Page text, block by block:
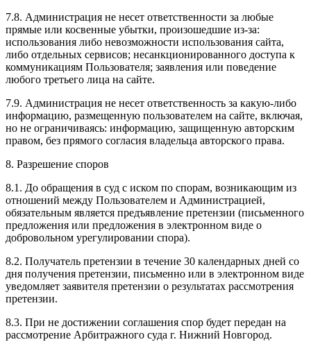
7.8. Администрация не несет ответственности за любые
прямые или косвенные убытки, произошедшие из-за:
использования либо невозможности использования сайта,
либо отдельных сервисов; несанкционированного доступа к
коммуникациям Пользователя; заявления или поведение
любого третьего лица на сайте.
7.9. Администрация не несет ответственность за какую-либо
информацию, размещенную пользователем на сайте, включая,
но не ограничиваясь: информацию, защищенную авторским
правом, без прямого согласия владельца авторского права.
8. Разрешение споров
8.1. До обращения в суд с иском по спорам, возникающим из
отношений между Пользователем и Администрацией,
обязательным является предъявление претензии (письменного
предложения или предложения в электронном виде о
добровольном урегулировании спора).
8.2. Получатель претензии в течение 30 календарных дней со
дня получения претензии, письменно или в электронном виде
уведомляет заявителя претензии о результатах рассмотрения
претензии.
8.3. При не достижении соглашения спор будет передан на
рассмотрение Арбитражного суда г. Нижний Новгород.